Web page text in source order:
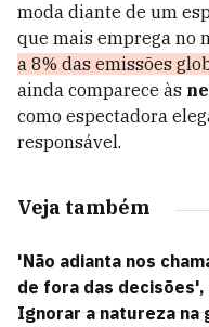
moda diante de um
que mais emprega no
a 8% das emissões
ainda comparece às
como espectadora
responsável.
Veja também
'Não adianta nos
de fora das decisões',
Ignorar a natureza